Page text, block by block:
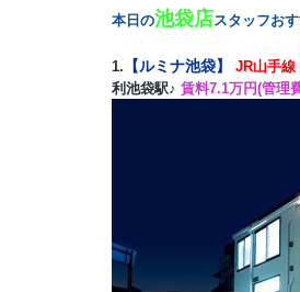
本日の池袋店スタッフお
1. 【ルミナ池袋】 JR山手線
利池袋駅♪ 賃料7.1万円(管理